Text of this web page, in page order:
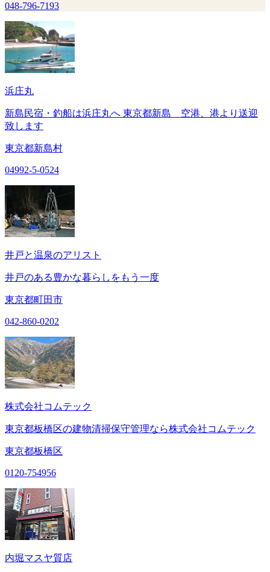
048-796-7193
浜庄丸
新島民宿・釣船は浜庄丸へ 東京都新島 空港、港より送迎
致します
東京都新島村
04992-5-0524
井戸と温泉のアリスト
井戸のある豊かな暮らしをもう一度
東京都町田市
042-860-0202
株式会社コムテック
東京都板橋区の建物清掃保守管理なら株式会社コムテック
東京都板橋区
0120-754956
内堀マスヤ質店